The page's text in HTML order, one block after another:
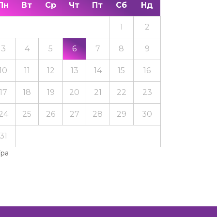
Вт Ср Чт Пт Сб Нд
1 2
3 4 5 6 7 8 9
11 12 13 14 15 16
18 19 20 21 22 23
25 26 27 28 29 30